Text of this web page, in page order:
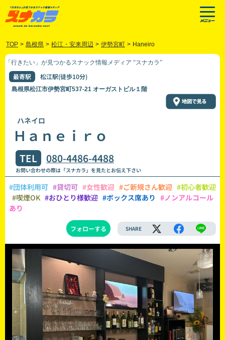
TOP > 島根県 > 松江・安来周辺 > 伊勢宮町 > Haneiro
「行きたい」が見つかるスナック情報メディア “スナカラ”
最寄駅 松江駅(徒歩10分)
島根県松江市伊勢宮町537-21 オーガストビル１階
ハネイロ
Ｈａｎｅｉｒｏ
TEL 080-4486-4488
お問い合わせの際は「スナカラ」を見たとお伝え下さい
#団体利用可 #貸切可 #女性歓迎 #ご新規さん歓迎 #初心者歓迎
#喫煙OK #おひとり様歓迎 #ボックス席あり #ノンアルコール
あり
フォローする SHARE